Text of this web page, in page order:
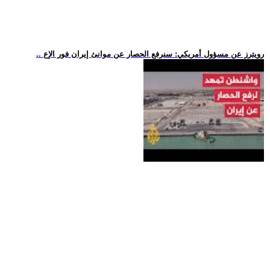
.. رويترز عن مسؤول أمريكي: سنرفع الحصار عن موانئ إيران فور الإع